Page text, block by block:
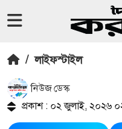
/ লাইফস্টাইল
নিউজ ডেস্ক
প্রকাশ : ০২ জুলাই, ২০২৬